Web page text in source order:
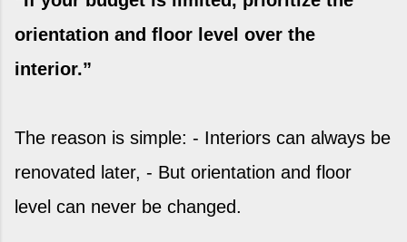
orientation and floor level over the
interior.”
The reason is simple: - Interiors can always be
renovated later, - But orientation and floor
level can never be changed.